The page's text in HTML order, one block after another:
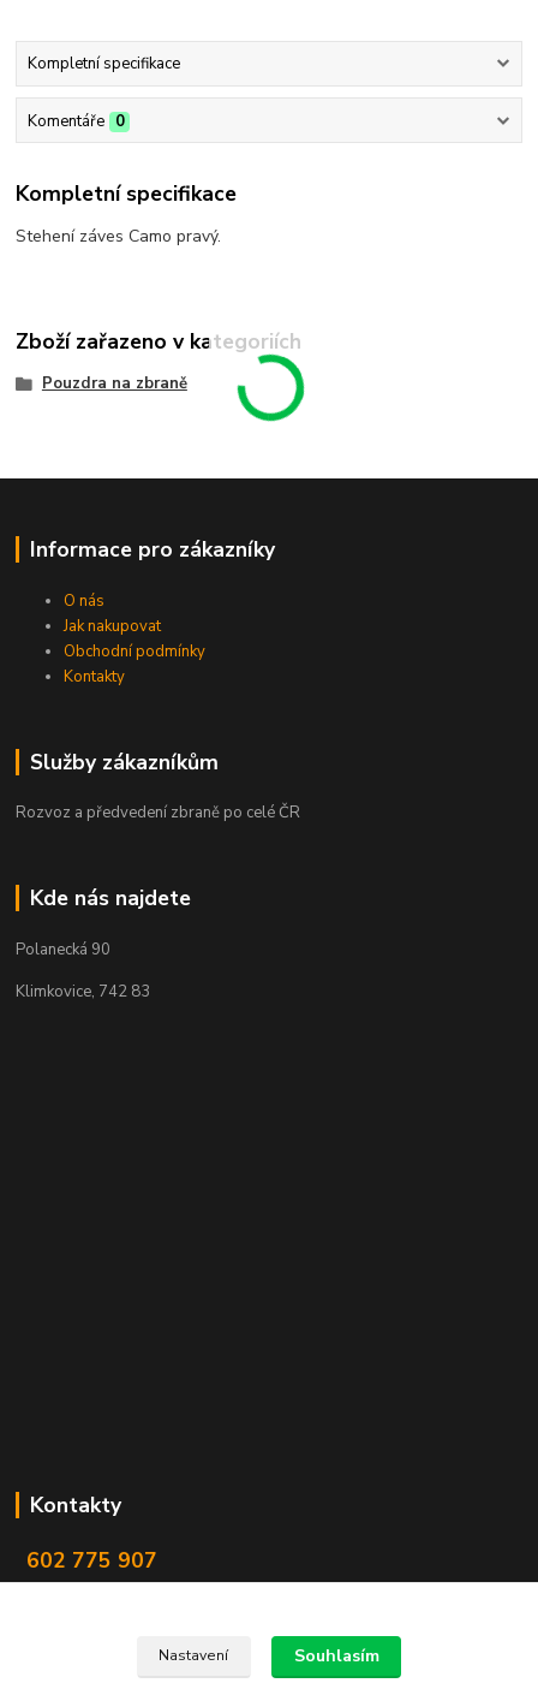
Kompletní specifikace
Komentáře 0
Kompletní specifikace
Stehení záves Camo pravý.
Zboží zařazeno v kategoriích
Pouzdra na zbraně
Informace pro zákazníky
O nás
Jak nakupovat
Obchodní podmínky
Kontakty
Služby zákazníkům
Rozvoz a předvedení zbraně po celé ČR
Kde nás najdete
Polanecká 90
Klimkovice, 742 83
Kontakty
602 775 907
Nastavení Souhlasím